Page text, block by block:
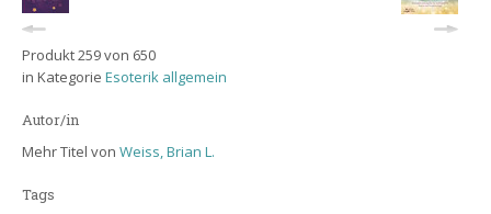
Produkt 259 von 650
in Kategorie Esoterik allgemein
Autor/in
Mehr Titel von Weiss, Brian L.
Tags